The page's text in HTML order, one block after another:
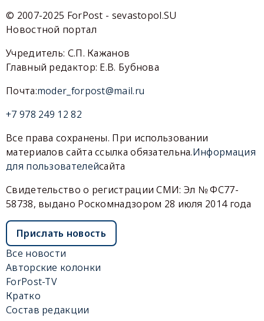
© 2007-2025 ForPost - sevastopol.SU
Новостной портал
Учредитель: С.П. Кажанов
Главный редактор: Е.В. Бубнова
Почта:moder_forpost@mail.ru
+7 978 249 12 82
Все права сохранены. При использовании
материалов сайта ссылка обязательна.Информация
для пользователейсайта
Свидетельство о регистрации СМИ: Эл № ФС77-
58738, выдано Роскомнадзором 28 июля 2014 года
Прислать новость
Все новости
Авторские колонки
ForPost-TV
Кратко
Состав редакции